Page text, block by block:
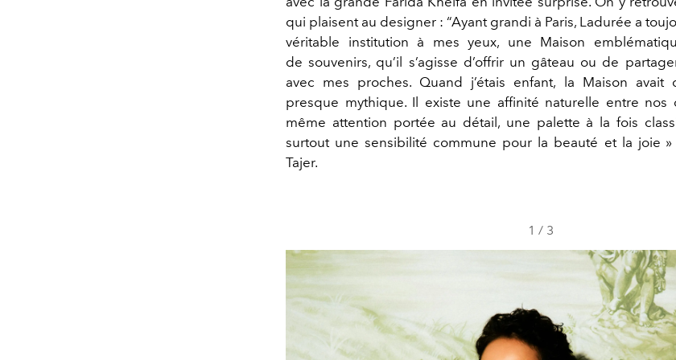
qui plaisent au designer : “Ayant grandi à Paris, Ladurée a
véritable institution à mes yeux, une Maison
de souvenirs, qu’il s’agisse d’offrir un gâteau ou de
avec mes proches. Quand j’étais enfant, la Maison avait
presque mythique. Il existe une affinité naturelle entre nos
même attention portée au détail, une palette à la fois
surtout une sensibilité commune pour la beauté et la joie »
Tajer.
1 / 3